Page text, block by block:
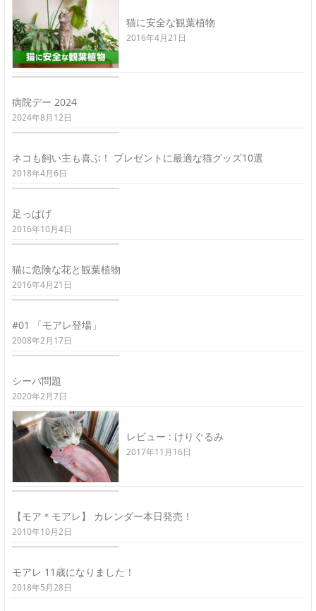
猫に安全な観葉植物
2016年4月21日
病院デー 2024
2024年8月12日
ネコも飼い主も喜ぶ！ プレゼントに最適な猫グッズ10選
2018年4月6日
足っぱげ
2016年10月4日
猫に危険な花と観葉植物
2016年4月21日
#01 「モアレ登場」
2008年2月17日
シーバ問題
2020年2月7日
レビュー : けりぐるみ
2017年11月16日
【モア＊モアレ】 カレンダー本日発売！
2010年10月2日
モアレ 11歳になりました！
2018年5月28日